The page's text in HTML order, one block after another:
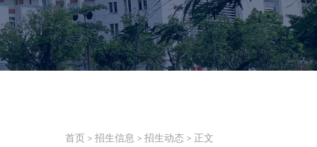
首页> 招生信息 > 招生动态> 正文